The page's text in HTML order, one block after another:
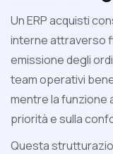
Un ERP acquisti
interne attraverso
emissione degli
team operativi
mentre la funzione
priorità e sulla
Questa